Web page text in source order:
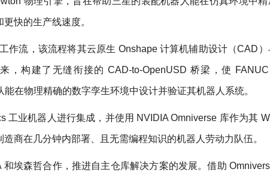
快的生产线速度。
作流，该流程将其云原生 Onshape 计算机辅助设计（CAD
，构建了无缝衔接的 CAD-to-OpenUSD 桥梁，使 FANUC
在物理精确的数字孪生环境中设计并验证其机器人系统。
工业机器人进行集成，并使用 NVIDIA Omniverse 库作为其
商在几分钟内部署、且无需编程知识的机器人劳动力队伍。
埃森哲合作，推进自主仓库解决方案的发展。借助